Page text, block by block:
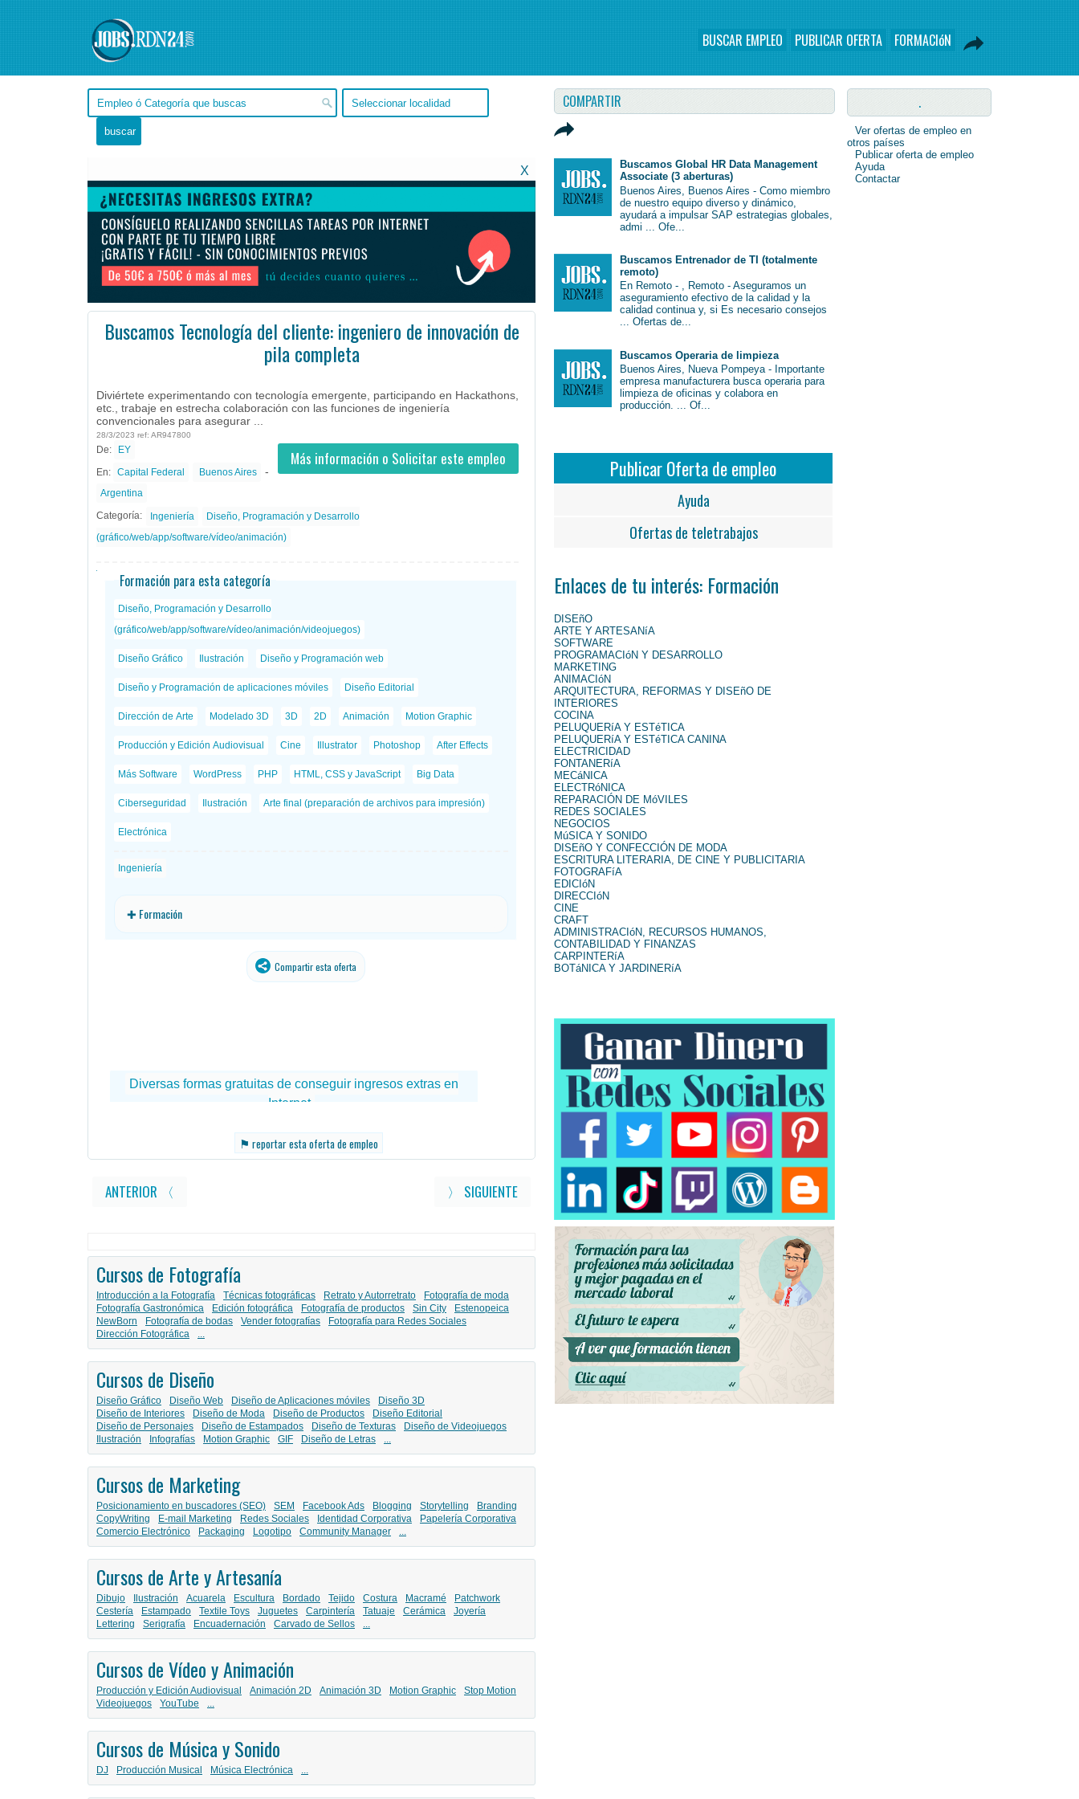
BUSCAR EMPLEO PUBLICAR OFERTA FORMACIóN
X
Buscamos Tecnología del cliente: ingeniero de innovación de
pila completa
Diviértete experimentando con tecnología emergente, participando en Hackathons,
etc., trabaje en estrecha colaboración con las funciones de ingeniería
convencionales para asegurar ...
28/3/2023 ref: AR947800
Más información o Solicitar este empleo
De: EY
En: Capital Federal Buenos Aires -
Argentina
Categoría:
Ingeniería
Diseño, Programación y Desarrollo
(gráfico/web/app/software/vídeo/animación)
Formación para esta categoría
Diseño, Programación y Desarrollo
(gráfico/web/app/software/vídeo/animación/videojuegos)
Diseño Gráfico Ilustración Diseño y Programación web
Diseño y Programación de aplicaciones móviles Diseño Editorial
Dirección de Arte Modelado 3D 3D 2D Animación Motion Graphic
Producción y Edición Audiovisual Cine Illustrator Photoshop After Effects
Más Software WordPress PHP HTML, CSS y JavaScript Big Data
Ciberseguridad Ilustración Arte final (preparación de archivos para impresión)
Electrónica
Ingeniería
✚ Formación
Compartir esta oferta
⚑ reportar esta oferta de empleo
ANTERIOR 〈 〉 SIGUIENTE
Cursos de Fotografía
Introducción a la Fotografía Técnicas fotográficas Retrato y Autorretrato
Fotografía de moda
Fotografía Gastronómica
Edición fotográfica Fotografía de productos Sin City
Estenopeica
NewBorn
Fotografía de bodas Vender fotografías
Fotografía para Redes Sociales
Dirección Fotográfica
...
Cursos de Diseño
Diseño Gráfico Diseño Web Diseño de Aplicaciones móviles
Diseño 3D
Diseño de Interiores
Diseño de Moda Diseño de Productos
Diseño Editorial
Diseño de Personajes
Diseño de Estampados Diseño de Texturas
Diseño de Videojuegos
Ilustración
Infografías Motion Graphic GIF Diseño de Letras ...
Cursos de Marketing
Posicionamiento en buscadores (SEO) SEM Facebook Ads Blogging Storytelling
Branding
CopyWriting
E-mail Marketing Redes Sociales Identidad Corporativa
Papelería Corporativa
Comercio Electrónico
Packaging Logotipo Community Manager ...
Cursos de Arte y Artesanía
Dibujo Ilustración Acuarela Escultura Bordado Tejido Costura Macramé
Patchwork
Cestería
Estampado Textile Toys Juguetes Carpintería Tatuaje Cerámica
Joyería
Lettering
Serigrafía Encuadernación Carvado de Sellos ...
Cursos de Vídeo y Animación
Producción y Edición Audiovisual Animación 2D Animación 3D Motion Graphic
Stop Motion
Videojuegos
YouTube ...
Cursos de Música y Sonido
DJ Producción Musical Música Electrónica ...
COMPARTIR
Buscamos Global HR Data Management
Associate (3 aberturas)
Buenos Aires, Buenos Aires - Como miembro
de nuestro equipo diverso y dinámico,
ayudará a impulsar SAP estrategias globales,
admi ... Ofe...
Buscamos Entrenador de TI (totalmente
remoto)
En Remoto - , Remoto - Aseguramos un
aseguramiento efectivo de la calidad y la
calidad continua y, si Es necesario consejos
... Ofertas de...
Buscamos Operaria de limpieza
Buenos Aires, Nueva Pompeya - Importante
empresa manufacturera busca operaria para
limpieza de oficinas y colabora en
producción. ... Of...
Publicar Oferta de empleo
Ayuda
Ofertas de teletrabajos
Enlaces de tu interés: Formación
DISEñO
ARTE Y ARTESANíA
SOFTWARE
PROGRAMACIóN Y DESARROLLO
MARKETING
ANIMACIóN
ARQUITECTURA, REFORMAS Y DISEñO DE
INTERIORES
COCINA
PELUQUERíA Y ESTéTICA
PELUQUERíA Y ESTéTICA CANINA
ELECTRICIDAD
FONTANERíA
MECáNICA
ELECTRóNICA
REPARACIÓN DE MóVILES
REDES SOCIALES
NEGOCIOS
MúSICA Y SONIDO
DISEñO Y CONFECCIÓN DE MODA
ESCRITURA LITERARIA, DE CINE Y PUBLICITARIA
FOTOGRAFíA
EDICIóN
DIRECCIóN
CINE
CRAFT
ADMINISTRACIóN, RECURSOS HUMANOS,
CONTABILIDAD Y FINANZAS
CARPINTERíA
BOTáNICA Y JARDINERíA
.
Ver ofertas de empleo en
otros países
Publicar oferta de empleo
Ayuda
Contactar